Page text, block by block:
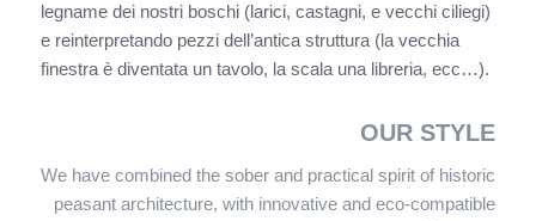
legname dei nostri boschi (larici, castagni, e vecchi ciliegi)
e reinterpretando pezzi dell’antica struttura (la vecchia
finestra è diventata un tavolo, la scala una libreria, ecc…).
OUR STYLE
We have combined the sober and practical spirit of historic
peasant architecture, with innovative and eco-compatible